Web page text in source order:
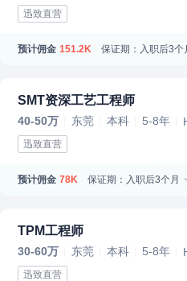
迅致直营
预计佣金 151.2K 保证期：入职后3个
SMT资深工艺工程师
40-50万 东莞 本科 5-8年
迅致直营
预计佣金 78K 保证期：入职后3个月
TPM工程师
30-60万 东莞 本科 5-8年
迅致直营